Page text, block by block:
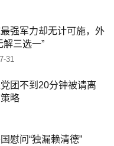
强军力却无计可施，外
解三选一”
31
团不到20分钟被请离
略
慰问“独漏赖清德”